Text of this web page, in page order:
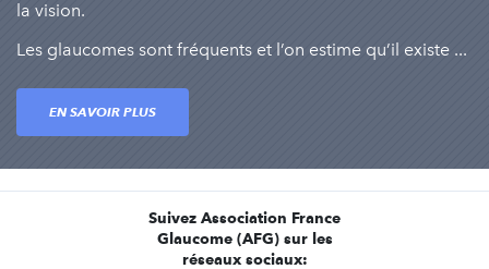
la vision.
Les glaucomes sont fréquents et l’on estime qu’il existe ...
EN SAVOIR PLUS
Suivez Association France
Glaucome (AFG) sur les
réseaux sociaux: